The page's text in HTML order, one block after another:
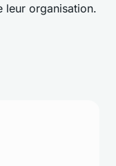
leur organisation.